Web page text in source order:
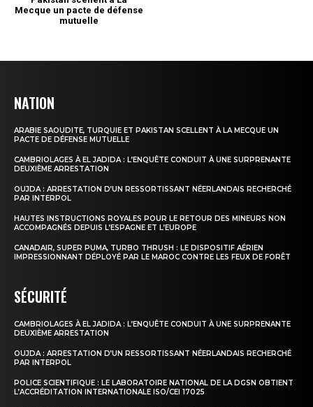
NATION
ARABIE SAOUDITE, TURQUIE ET PAKISTAN SCELLENT À LA MECQUE UN
PACTE DE DÉFENSE MUTUELLE
CAMBRIOLAGES À EL JADIDA : L’ENQUÊTE CONDUIT À UNE SURPRENANTE
DEUXIÈME ARRESTATION
OUJDA : ARRESTATION D’UN RESSORTISSANT NÉERLANDAIS RECHERCHÉ
PAR INTERPOL
HAUTES INSTRUCTIONS ROYALES POUR LE RETOUR DES MINEURS NON
ACCOMPAGNÉS DEPUIS L’ESPAGNE ET L’EUROPE
CANADAIR, SUPER PUMA, TURBO THRUSH : LE DISPOSITIF AÉRIEN
IMPRESSIONNANT DÉPLOYÉ PAR LE MAROC CONTRE LES FEUX DE FORÊT
SÉCURITÉ
CAMBRIOLAGES À EL JADIDA : L’ENQUÊTE CONDUIT À UNE SURPRENANTE
DEUXIÈME ARRESTATION
OUJDA : ARRESTATION D’UN RESSORTISSANT NÉERLANDAIS RECHERCHÉ
PAR INTERPOL
POLICE SCIENTIFIQUE : LE LABORATOIRE NATIONAL DE LA DGSN OBTIENT
L’ACCRÉDITATION INTERNATIONALE ISO/CEI 17025